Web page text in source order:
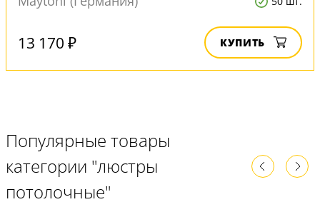
13 170 ₽ КУПИТЬ
Популярные товары
категории "люстры
потолочные"